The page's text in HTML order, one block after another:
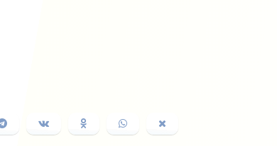
Поделиться
в
Поделиться
ВКонтакте
Поделиться
в
Поделиться
в
в